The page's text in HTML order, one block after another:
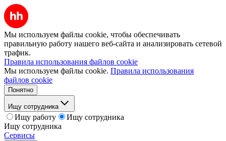
Мы используем файлы cookie, чтобы обеспечивать
правильную работу нашего веб-сайта и анализировать сетевой
трафик.
Правила использования файлов cookie
Мы используем файлы cookie. Правила использования
файлов cookie
Понятно
Ищу сотрудника
Ищу работу
Ищу сотрудника
Ищу сотрудника
Сервисы